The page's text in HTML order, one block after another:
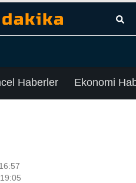
Haberler Ekonomi